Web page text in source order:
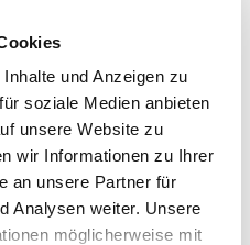
und Anzeigen zu
soziale Medien anbieten
unsere Website zu
wir Informationen zu Ihrer
an unsere Partner für
Analysen weiter. Unsere
möglicherweise mit
30